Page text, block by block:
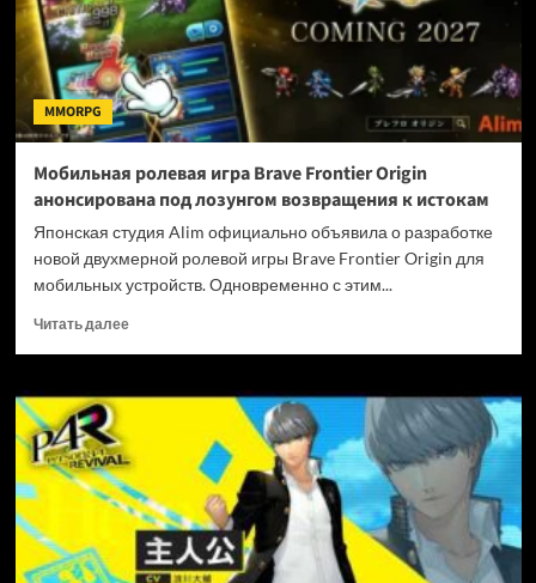
разработчики
Sea
of
Thieves
под
ударом
MMORPG
Мобильная ролевая игра Brave Frontier Origin
анонсирована под лозунгом возвращения к истокам
Японская студия Alim официально объявила о разработке
новой двухмерной ролевой игры Brave Frontier Origin для
мобильных устройств. Одновременно с этим...
Читать далееПрочитать
Brave
Frontier
Origin
анонсирована
под
лозунгом